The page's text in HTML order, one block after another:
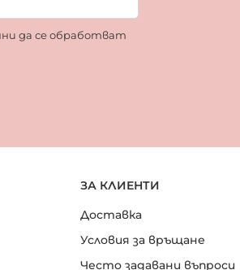
да се обработват
ЗА КЛИЕНТИ
Доставка
Условия за връщане
Често задавани въпроси